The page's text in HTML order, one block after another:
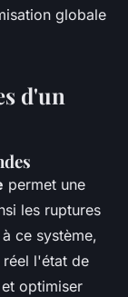
globale
d'un
permet une
les ruptures
ce système,
réel l'état de
optimiser